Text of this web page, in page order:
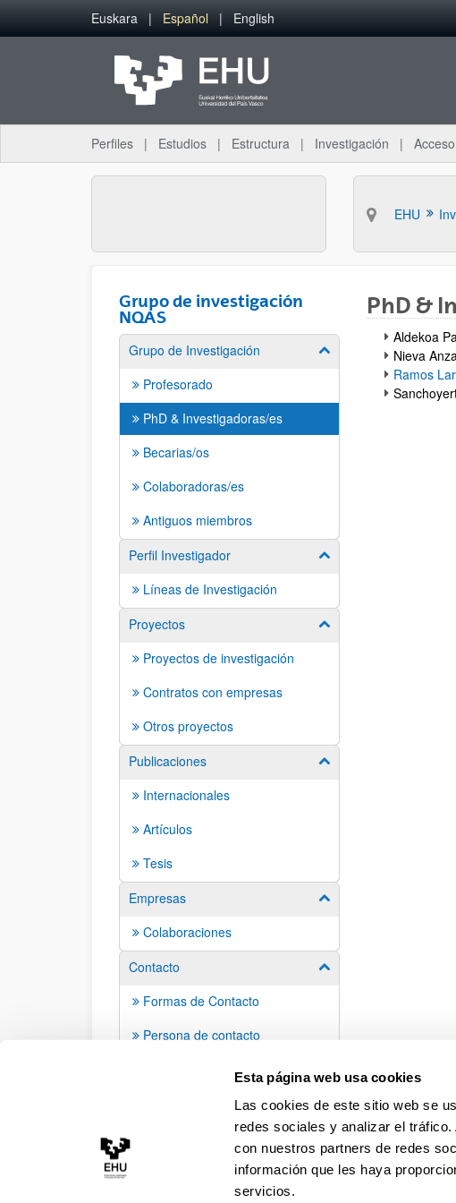
Esta página web usa cookies
Las cookies de este sitio web se
redes sociales y analizar el
con nuestros partners de redes
información que les haya
servicios.
Saltar al contenido principal
Euskara Español English
Perfiles Estudios Estructura Investigación
EHU
Grupo de investigación
NQAS
Grupo de Investigación Mostrar/ocultar
Profesorado
PhD & Investigadoras/es
Becarias/os
Colaboradoras/es
Antiguos miembros
Perfil Investigador
Mostrar/ocultar
Líneas de Investigación
Proyectos
Mostrar/ocultar
Proyectos de investigación
Contratos con empresas
Otros proyectos
Publicaciones
Mostrar/ocultar
Internacionales
Artículos
Tesis
Empresas
Mostrar/ocultar
Colaboraciones
Contacto
Mostrar/ocultar
Formas de Contacto
Persona de contacto
Estudiantes: Únete!
PhD &
Aldekoa
Nieva
Ramos